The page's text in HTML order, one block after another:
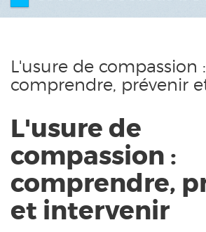
L'usure de compassion :
comprendre, prévenir
L'usure de
compassion :
comprendre,
et intervenir